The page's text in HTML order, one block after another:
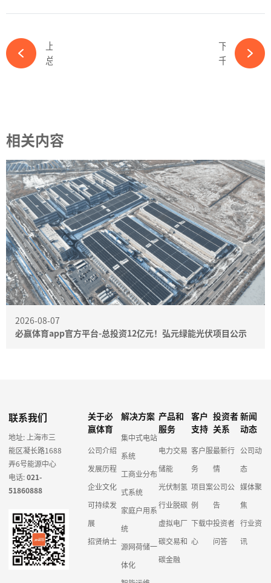
下一篇
千亿美元难救美国光伏，2025市场恐有变数-必赢体育app官方平台
相关内容
2026-08-07
必赢体育app官方平台-总投资12亿元！弘元绿能光伏项目公示
联系我们
地址: 上海市三
能区凝长路1688
弄6号能源中心
电话:021-
51860888
关于必
赢体育
公司介绍
发展历程
企业文化
可持续发
展
招贤纳士
解决方案
集中式电站
系统
工商业分布
式系统
家庭户用系
统
源网荷储一
体化
产品和
服务
电力交易
储能
光伏制氢
行业脱碳
虚拟电厂
碳交易和
碳金融
客户
支持
客户服
务
项目案
例
下载中
心
投资者
关系
最新行
情
公司公
告
投资者
问答
新闻
动态
公司动
态
媒体聚
焦
行业资
讯